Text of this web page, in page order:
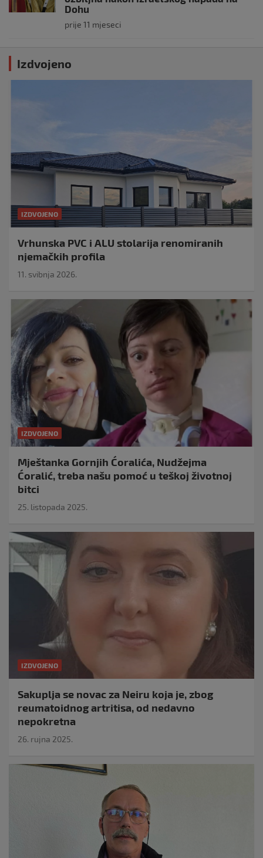
Dohu
prije 11 mjeseci
Izdvojeno
IZDVOJENO
Vrhunska PVC i ALU stolarija renomiranih
njemačkih profila
11. svibnja 2026.
IZDVOJENO
Mještanka Gornjih Ćoralića, Nudžejma
Ćoralić, treba našu pomoć u teškoj životnoj
bitci
25. listopada 2025.
IZDVOJENO
Sakuplja se novac za Neiru koja je, zbog
reumatoidnog artritisa, od nedavno
nepokretna
26. rujna 2025.